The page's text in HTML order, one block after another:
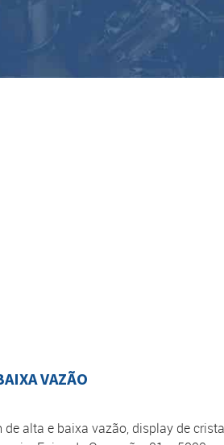
VAZÃO
alta e baixa vazão, display de